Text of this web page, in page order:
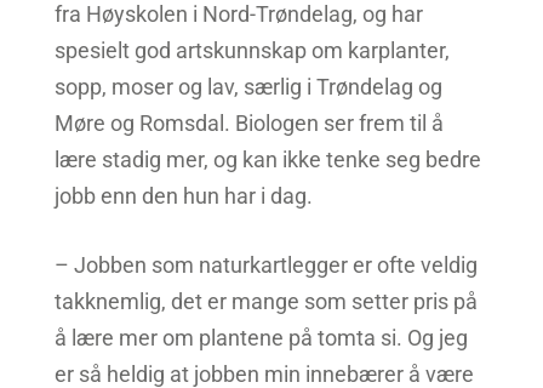
fra Høyskolen i Nord-Trøndelag, og har
spesielt god artskunnskap om karplanter,
sopp, moser og lav, særlig i Trøndelag og
Møre og Romsdal. Biologen ser frem til å
lære stadig mer, og kan ikke tenke seg bedre
jobb enn den hun har i dag.
– Jobben som naturkartlegger er ofte veldig
takknemlig, det er mange som setter pris på
å lære mer om plantene på tomta si. Og jeg
er så heldig at jobben min innebærer å være